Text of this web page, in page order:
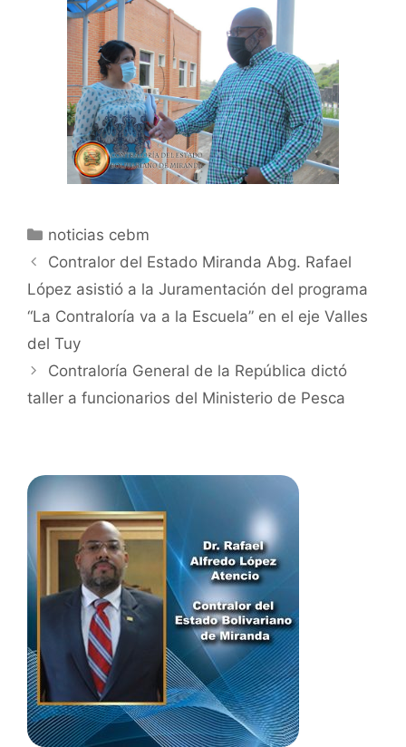
noticias cebm
Contralor del Estado Miranda Abg. Rafael
López asistió a la Juramentación del programa
“La Contraloría va a la Escuela” en el eje Valles
del Tuy
Contraloría General de la República dictó
taller a funcionarios del Ministerio de Pesca